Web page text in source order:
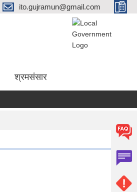
ito.gujramun@gmail.com
श्रमसंसार